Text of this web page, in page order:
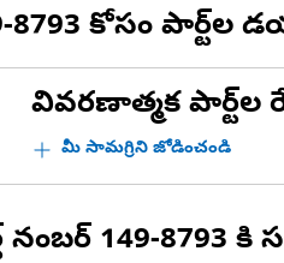
8793 కోసం పార్ట్‌ల
వివరణాత్మక పార్ట్‌ల
మీ సామగ్రిని జోడించండి
నంబర్ 149-8793 కి